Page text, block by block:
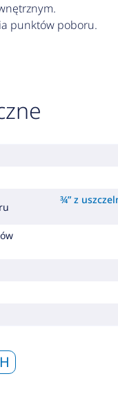
punktów poboru.
¾” z